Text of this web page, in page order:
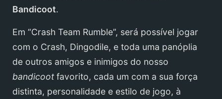
Bandicoot.
Em “Crash Team Rumble”, será possível jogar
com o Crash, Dingodile, e toda uma panóplia
de outros amigos e inimigos do nosso
bandicootfavorito, cada um com a sua força
distinta, personalidade e estilo de jogo, à